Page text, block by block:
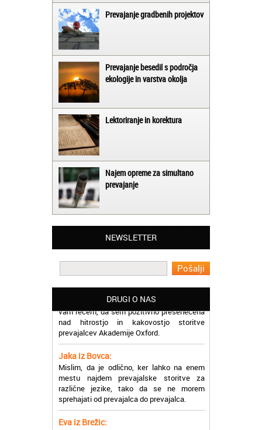
Prevajanje gradbenih projektov
Prevajanje besedil s področja
ekologije in varstva okolja
Lektoriranje in korektura
Najem opreme za simultano
prevajanje
NEWSLETTER
DRUGI O NAS
Matjaž iz Ajdovščine:
Lahko pohvalim vse zaposlene v Akademiji
Oxford, ker so resnično profesionalni in
prevajalske storitve opravljajo hitro in
Potrebovala sem prevajanje iz
vam rečem, da sem pozitivno presenečena
nad hitrostjo in kakovostjo storitve
prevajalcev Akademije Oxford.
Jaka iz Bovca:
Mislim, da je odlično, ker lahko na enem
mestu najdem prevajalske storitve za
različne jezike, tako da se ne morem
sprehajati od prevajalca do prevajalca.
Eva iz Brežic:
Nujno sem potrebovala prevod v francoski
jezik, na spletu sem našla Oxford, jih